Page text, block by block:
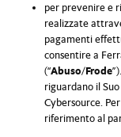
per prevenire e
realizzate
pagamenti
consentire a
(“Abuso/Frode
riguardano il
Cybersource.
riferimento al